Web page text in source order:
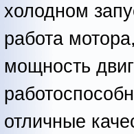
холодном
работа
мощность
отличные